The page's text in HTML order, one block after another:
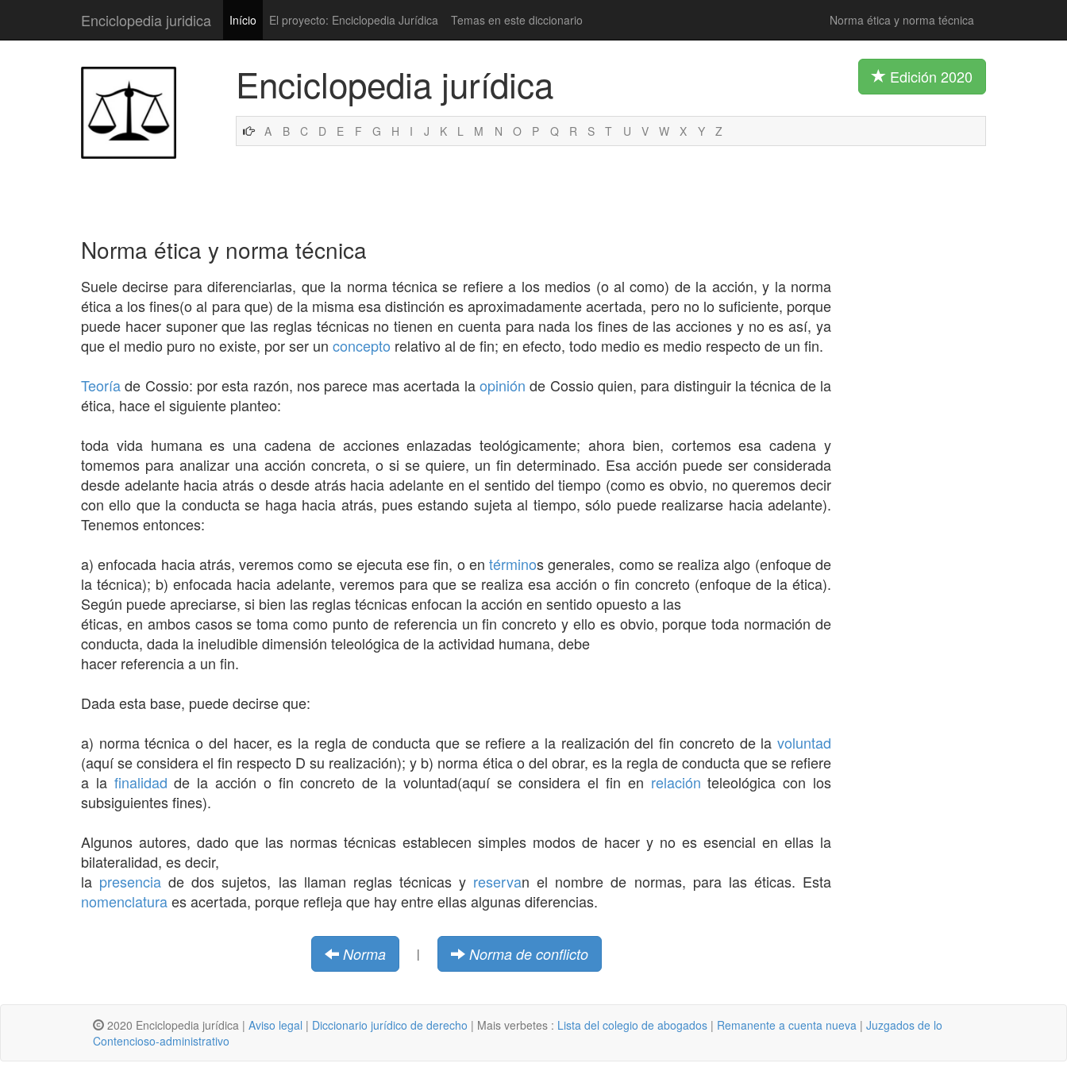
Enciclopedia juridica Início El proyecto: Enciclopedia Jurídica Temas en este diccionario Norma ética y norma técnica
Enciclopedia jurídica Edición 2020
A B C D E F G H I J K L M N O P Q R S T U V W X Y Z
Norma ética y norma técnica
Suele decirse para diferenciarlas, que la norma técnica se refiere a los medios (o al como) de la acción, y la norma
ética a los fines(o al para que) de la misma esa distinción es aproximadamente acertada, pero no lo suficiente, porque
puede hacer suponer que las reglas técnicas no tienen en cuenta para nada los fines de las acciones y no es así, ya
que el medio puro no existe, por ser un concepto relativo al de fin; en efecto, todo medio es medio respecto de un fin.
Teoríade Cossio: por esta razón, nos parece mas acertada laopinión de Cossio quien, para distinguir la técnica de la
ética, hace el siguiente planteo:
toda vida humana es una cadena de acciones enlazadas teológicamente; ahora bien, cortemos esa cadena y
tomemos para analizar una acción concreta, o si se quiere, un fin determinado. Esa acción puede ser considerada
desde adelante hacia atrás o desde atrás hacia adelante en el sentido del tiempo (como es obvio, no queremos decir
con ello que la conducta se haga hacia atrás, pues estando sujeta al tiempo, sólo puede realizarse hacia adelante).
Tenemos entonces:
a) enfocada hacia atrás, veremos como se ejecuta ese fin, o entérminos generales, como se realiza algo (enfoque de
la técnica); b) enfocada hacia adelante, veremos para que se realiza esa acción o fin concreto (enfoque de la ética).
Según puede apreciarse, si bien las reglas técnicas enfocan la acción en sentido opuesto a las
éticas, en ambos casos se toma como punto de referencia un fin concreto y ello es obvio, porque toda normación de
conducta, dada la ineludible dimensión teleológica de la actividad humana, debe
hacer referencia a un fin.
Dada esta base, puede decirse que:
a) norma técnica o del hacer, es la regla de conducta que se refiere a la realización del fin concreto de la voluntad
(aquí se considera el fin respecto D su realización); y b) norma ética o del obrar, es la regla de conducta que se refiere
a la finalidad de la acción o fin concreto de la voluntad(aquí se considera el fin en relación teleológica con los
subsiguientes fines).
Algunos autores, dado que las normas técnicas establecen simples modos de hacer y no es esencial en ellas la
bilateralidad, es decir,
la presencia de dos sujetos, las llaman reglas técnicas y reservan el nombre de normas, para las éticas. Esta
nomenclaturaes acertada, porque refleja que hay entre ellas algunas diferencias.
Norma | Norma de conflicto
2020 Enciclopedia jurídica | Aviso legal | Diccionario jurídico de derecho | Mais verbetes : Lista del colegio de abogados | Remanente a cuenta nueva | Juzgados de lo
Contencioso-administrativo